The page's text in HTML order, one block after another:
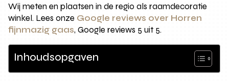
Wij meten en plaatsen in de regio als raamdecoratie
winkel. Lees onze Google reviews over Horren
fijnmazig gaas, Google reviews 5 uit 5.
Inhoudsopgaven